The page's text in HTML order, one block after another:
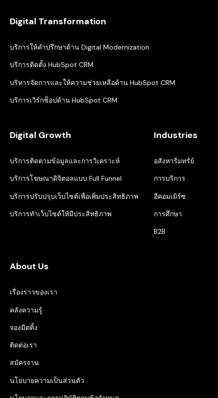
Digital Transformation
บริการให้คำปรึกษาด้าน Digital Modernization
บริการติดตั้ง HubSpot CRM
บริหารจัดการและให้ความช่วยเหลือด้าน HubSpot CRM
บริการเวิร์กช็อปด้าน HubSpot CRM
Digital Growth
บริการติดตามข้อมูลและการวิเคราะห์
บริการโฆษณาดิจิตอลแบบ Full Funnel
บริการปรับปรุบเว็บไซต์เพื่อเพิ่มประสิทธิภาพ
บริการทำเว็บไซต์ให้มีประสิทธิภาพ
Industries
อสังหาริมทรัย์
การบริการ
อีคอมเมิร์ซ
การศึกษา
B2B
About Us
เรื่องราวของเรา
คลังความรู้
จองมีตติ้ง
ติดต่อเรา
สมัครงาน
นโยบายความเป็นส่วนตัว